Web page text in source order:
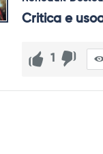
Critica e
1